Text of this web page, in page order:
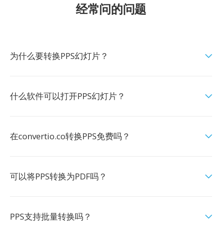
经常问的问题
为什么要转换PPS幻灯片？
什么软件可以打开PPS幻灯片？
在convertio.co转换PPS免费吗？
可以将PPS转换为PDF吗？
PPS支持批量转换吗？